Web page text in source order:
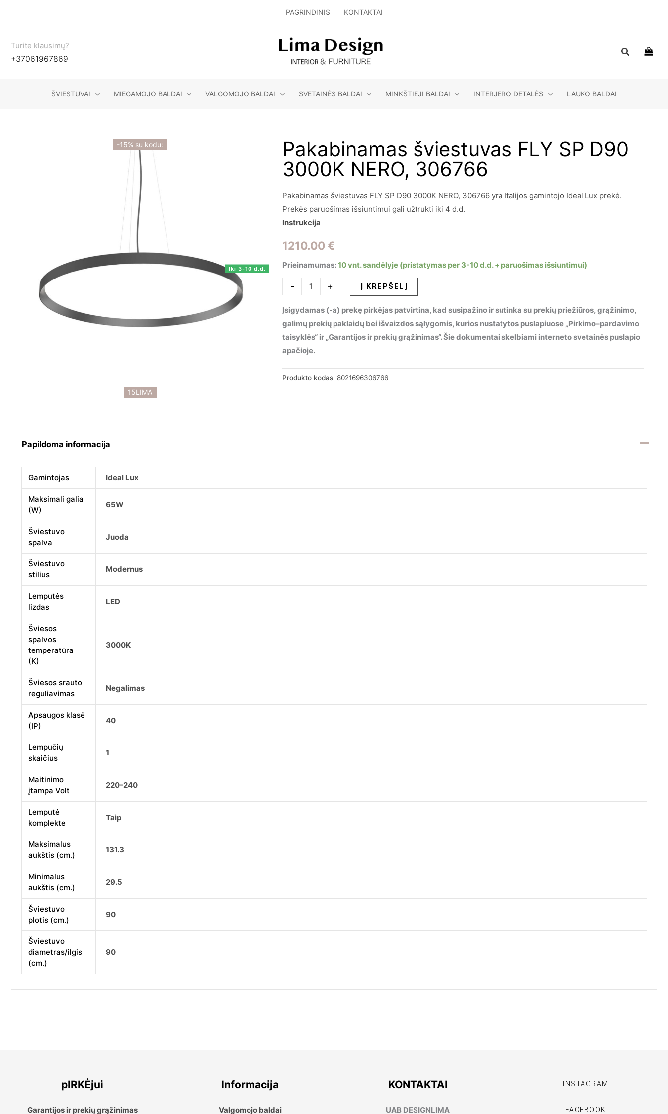
PAGRINDINIS KONTAKTAI
Turite klausimų?
+37061967869
Paieška
ŠVIESTUVAI MIEGAMOJO BALDAI VALGOMOJO BALDAI SVETAINĖS BALDAI MINKŠTIEJI BALDAI INTERJERO DETALĖS LAUKO BALDAI
15LIMA
-15% su kodu:
Iki 3-10 d.d.
Pakabinamas šviestuvas FLY SP D90
3000K NERO, 306766
Pakabinamas šviestuvas FLY SP D90 3000K NERO, 306766 yra Italijos gamintojo Ideal Lux prekė.
Prekės paruošimas išsiuntimui gali užtrukti iki 4 d.d.
Instrukcija
1210.00 €
Prieinamumas:10 vnt. sandėlyje (pristatymas per 3-10 d.d. + paruošimas išsiuntimui)
-
produkto
kiekis:
Pakabinamas
šviestuvas
FLY
SP
3000K
+ Į KREPŠELĮ
Įsigydamas (-a) prekę pirkėjas patvirtina, kad susipažino ir sutinka su prekių priežiūros, grąžinimo,
galimų prekių paklaidų bei išvaizdos sąlygomis, kurios nustatytos puslapiuose „Pirkimo–pardavimo
taisyklės“ ir „Garantijos ir prekių grąžinimas“. Šie dokumentai skelbiami interneto svetainės puslapio
apačioje.
Produkto kodas: 8021696306766
Papildoma informacija
Gamintojas Ideal Lux
Maksimali galia
(W)
65W
Šviestuvo
spalva
Juoda
Šviestuvo
stilius
Modernus
Lemputės
lizdas
LED
Šviesos
spalvos
temperatūra
(K)
3000K
Šviesos srauto
reguliavimas
Negalimas
Apsaugos klasė
(IP)
40
Lempučių
skaičius
1
Maitinimo
įtampa Volt
220-240
Lemputė
komplekte
Taip
Maksimalus
aukštis (cm.)
131.3
Minimalus
aukštis (cm.)
29.5
Šviestuvo
plotis (cm.)
90
Šviestuvo
diametras/ilgis
(cm.)
90
pIRKĖjui
Garantijos ir prekių grąžinimas
Informacija
Valgomojo baldai
KONTAKTAI
UAB DESIGNLIMA
INSTAGRAM
FACEBOOK